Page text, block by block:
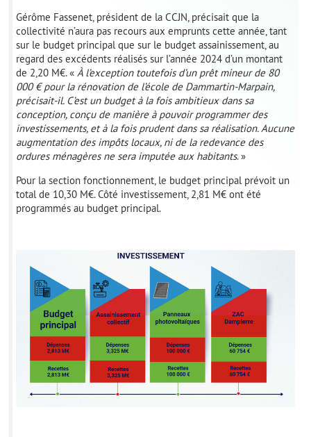
Gérôme Fassenet, président de la CCJN, précisait que la
collectivité n’aura pas recours aux emprunts cette année, tant
sur le budget principal que sur le budget assainissement, au
regard des excédents réalisés sur l’année 2024 d’un montant
de 2,20 M€. « À l’exception toutefois d’un prêt mineur de 80
000 € pour la rénovation de l’école de Dammartin-Marpain,
précisait-il. C’est un budget à la fois ambitieux dans sa
conception, conçu de manière à pouvoir programmer des
investissements, et à la fois prudent dans sa réalisation. Aucune
augmentation des impôts locaux, ni de la redevance des
ordures ménagères ne sera imputée aux habitants. »
Pour la section fonctionnement, le budget principal prévoit un
total de 10,30 M€. Côté investissement, 2,81 M€ ont été
programmés au budget principal.